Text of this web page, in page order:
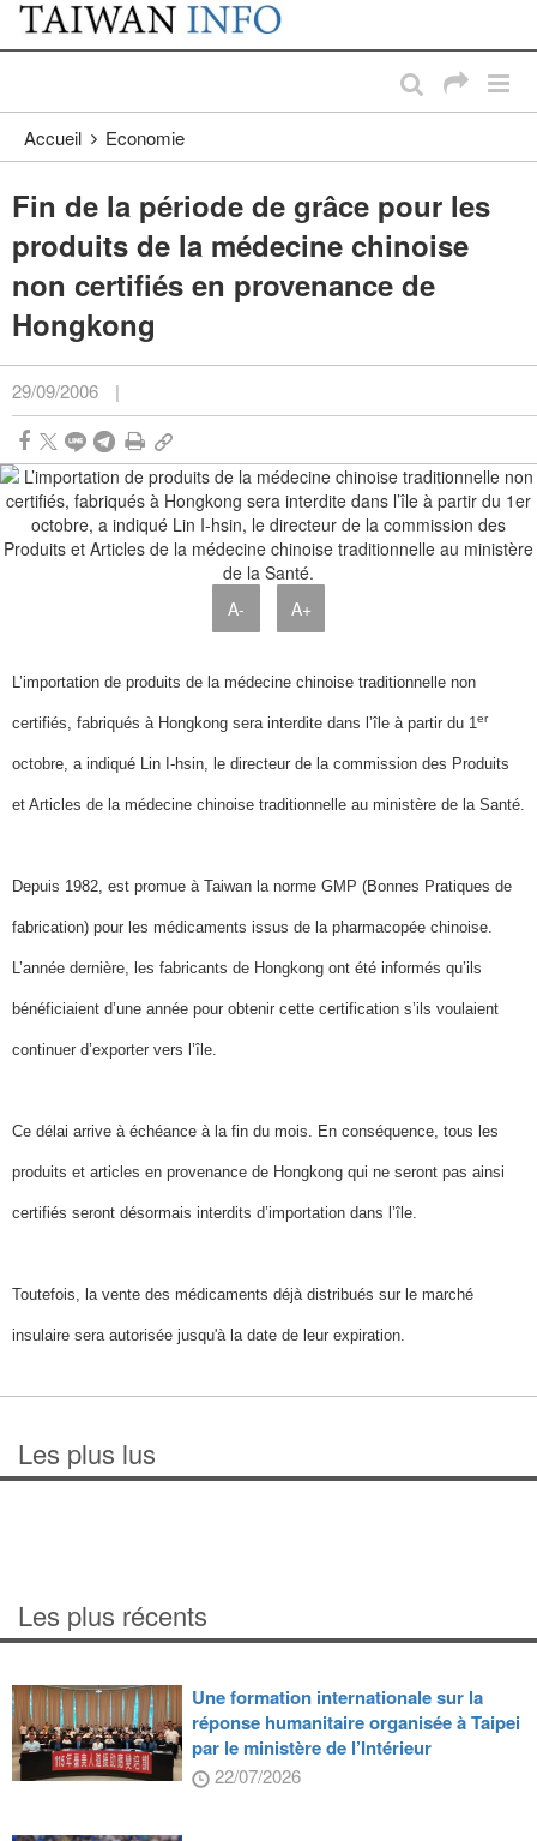
Passer au contenu principal
:::
Accueil Economie
Fin de la période de grâce pour les
produits de la médecine chinoise
non certifiés en provenance de
Hongkong
29/09/2006 |
A- A+
L’importation de produits de la médecine chinoise traditionnelle non
certifiés, fabriqués à Hongkong sera interdite dans l’île à partir du 1er
octobre, a indiqué Lin I-hsin, le directeur de la commission des Produits
et Articles de la médecine chinoise traditionnelle au ministère de la Santé.
Depuis 1982, est promue à Taiwan la norme GMP (Bonnes Pratiques de
fabrication) pour les médicaments issus de la pharmacopée chinoise.
L’année dernière, les fabricants de Hongkong ont été informés qu’ils
bénéficiaient d’une année pour obtenir cette certification s’ils voulaient
continuer d’exporter vers l’île.
Ce délai arrive à échéance à la fin du mois. En conséquence, tous les
produits et articles en provenance de Hongkong qui ne seront pas ainsi
certifiés seront désormais interdits d’importation dans l’île.
Toutefois, la vente des médicaments déjà distribués sur le marché
insulaire sera autorisée jusqu'à la date de leur expiration.
Les plus lus
Les plus récents
Une formation internationale sur la
réponse humanitaire organisée à Taipei
par le ministère de l’Intérieur
22/07/2026